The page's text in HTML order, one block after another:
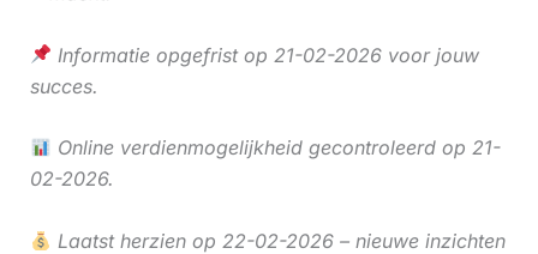
Informatie opgefrist op 21-02-2026 voor jouw
succes.
Online verdienmogelijkheid gecontroleerd op 21-
02-2026.
Laatst herzien op 22-02-2026 – nieuwe inzichten